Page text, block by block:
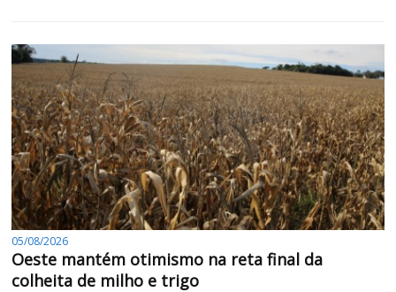
05/08/2026
Oeste mantém otimismo na reta final da
colheita de milho e trigo